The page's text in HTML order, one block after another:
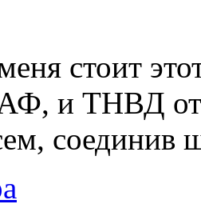
стоит
и ТНВД от